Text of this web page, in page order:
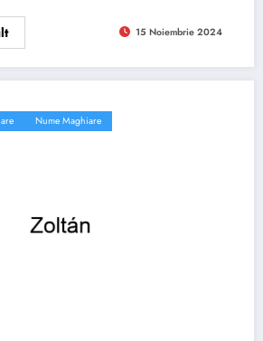
15 Noiembrie 2024
Nume Maghiare